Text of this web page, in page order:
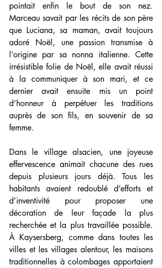
pointait enfin le bout de son nez.
Marceau savait par les récits de son père
que Luciana, sa maman, avait toujours
adoré Noël, une passion transmise à
l’origine par sa nonna italienne. Cette
irrésistible folie de Noël, elle avait réussi
à la communiquer à son mari, et ce
dernier avait ensuite mis un point
d’honneur à perpétuer les traditions
auprès de son fils, en souvenir de sa
femme.
Dans le village alsacien, une joyeuse
effervescence animait chacune des rues
depuis plusieurs jours déjà. Tous les
habitants avaient redoublé d’efforts et
d’inventivité pour proposer une
décoration de leur façade la plus
recherchée et la plus travaillée possible.
À Kaysersberg, comme dans toutes les
villes et les villages alentour, les maisons
traditionnelles à colombages apportaient